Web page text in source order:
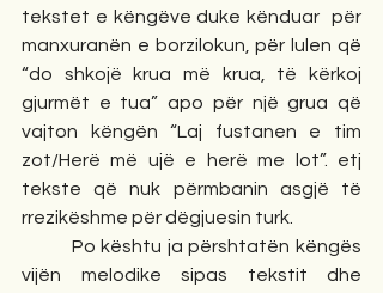
tekstet e këngëve duke kënduar  për
manxuranën e borzilokun, për lulen që
“do shkojë krua më krua, të kërkoj
gjurmët e tua” apo për një grua që
vajton këngën “Laj fustanen e tim
zot/Herë më ujë e herë me lot”. etj
tekste që nuk përmbanin asgjë të
rrezikëshme për dëgjuesin turk.
vijën melodike sipas tekstit dhe